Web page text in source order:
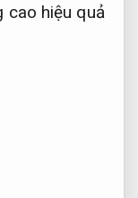
cao hiệu quả